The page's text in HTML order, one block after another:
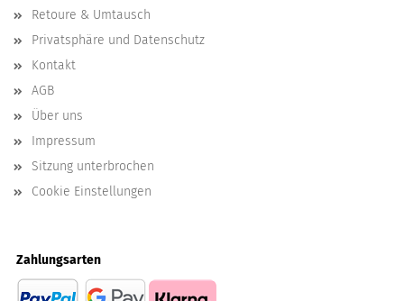
Retoure & Umtausch
Privatsphäre und Datenschutz
Kontakt
AGB
Über uns
Impressum
Sitzung unterbrochen
Cookie Einstellungen
Zahlungsarten